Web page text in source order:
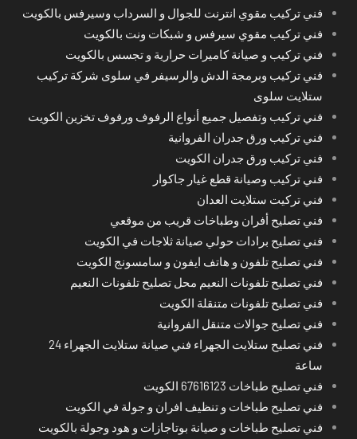
فني تركيب مقوي انترنت للجوال و السرداب وسيرفس بالكويت
فني تركيب مقوي سيرفس و شبكات ونت بالكويت
فني تركيب و صيانة كاميرات حرارية و تجسس بالكويت
فني تركيب وبرمجة الدش والرسيفر في سلوى شركة تركيب
ستلايت سلوى
فني تركيب وتفصيل جميع أنواع الرفوف ورفوف تخزين الكويت
فني تركيب ورق جدران الفروانية
فني تركيب ورق جدران الكويت
فني تركيب وصيانة قطع غيار جاكوار
فني تركيت ستلايت العدان
فني تصليح أفران وطباخات قريب من موقعي
فني تصليح برادات حولي صيانة ثلاجات في الكويت
فني تصليح تلفون و هاتف ايفون و سامسونج الكويت
فني تصليح تلفونات النعيم محل تصليح تلفونات النعيم
فني تصليح تلفونات متنقلة الكويت
فني تصليح جوالات متنقل الفروانية
فني تصليح ستلايت الجهراء فني صيانة ستلايت الجهراء 24
ساعة
فني تصليح طباخات 67616123 الكويت
فني تصليح طباخات و تنظيف افران و جولة في الكويت
فني تصليح طباخات و صيانة بوتاجازات و هود وجولة بالكويت